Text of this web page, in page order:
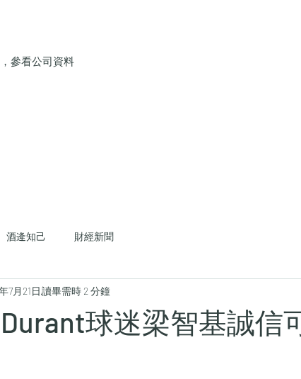
參看公司資料
酒逄知己 財經新聞
球迷梁智基誠信
7月21日讀畢需時 2 分鐘